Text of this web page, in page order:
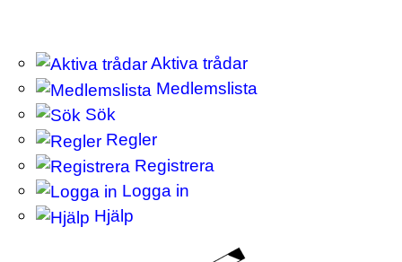
Aktiva trådar
Medlemslista
Sök
Regler
Registrera
Logga in
Hjälp